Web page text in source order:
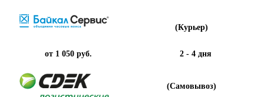
(Курьер)
от 1 050 руб. 2 - 4 дня
(Самовывоз)